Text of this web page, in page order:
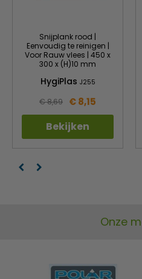
Snijplank rood |
Eenvoudig te reinigen |
Voor Rauw vlees | 450 x
300 x (H)10 mm
HygiPlas J255
€ 8,69 € 8,15
Bekijken
Onze